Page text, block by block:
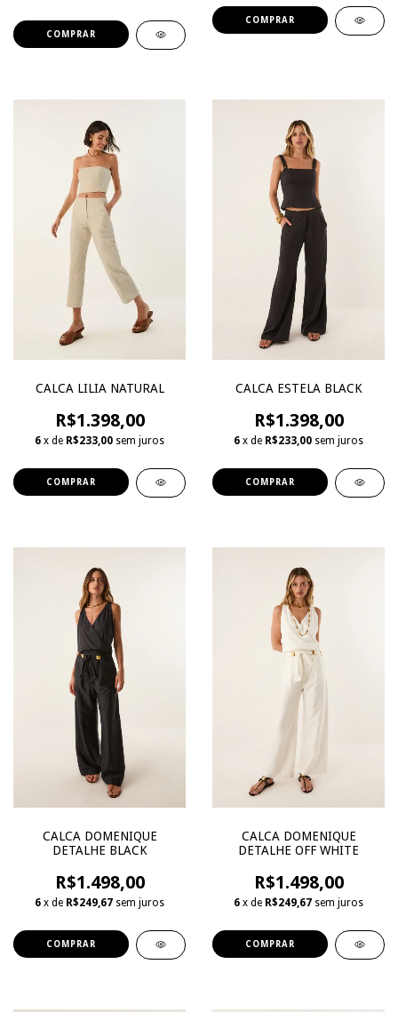
COMPRAR
COMPRAR
CALCA LILIA NATURAL
R$1.398,00
6 x de R$233,00 sem juros
COMPRAR
CALCA ESTELA BLACK
R$1.398,00
6 x de R$233,00 sem juros
COMPRAR
CALCA DOMENIQUE
DETALHE BLACK
R$1.498,00
6 x de R$249,67 sem juros
COMPRAR
CALCA DOMENIQUE
DETALHE OFF WHITE
R$1.498,00
6 x de R$249,67 sem juros
COMPRAR